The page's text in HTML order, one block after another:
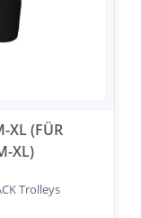
XL (FÜR
XL)
Trolleys